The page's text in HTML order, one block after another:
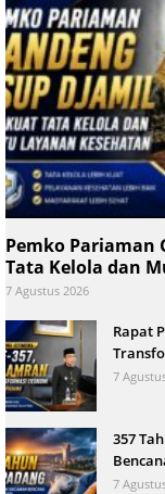
Pemko Pariaman
Tata Kelola dan
7 Agustus 2026
Rapat
7
357
7